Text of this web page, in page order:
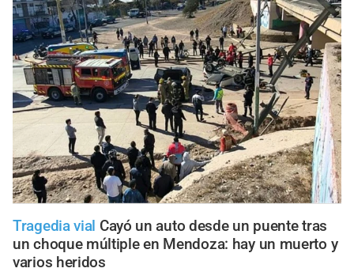
Tragedia vial Cayó un auto desde un puente tras
un choque múltiple en Mendoza: hay un muerto y
varios heridos